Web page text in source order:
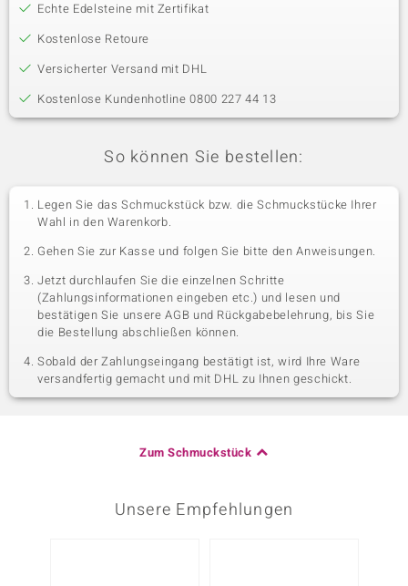
Echte Edelsteine mit Zertifikat
Kostenlose Retoure
Versicherter Versand mit DHL
Kostenlose Kundenhotline 0800 227 44 13
So können Sie bestellen:
Legen Sie das Schmuckstück bzw. die Schmuckstücke Ihrer
Wahl in den Warenkorb.
Gehen Sie zur Kasse und folgen Sie bitte den Anweisungen.
Jetzt durchlaufen Sie die einzelnen Schritte
(Zahlungsinformationen eingeben etc.) und lesen und
bestätigen Sie unsere AGB und Rückgabebelehrung, bis Sie
die Bestellung abschließen können.
Sobald der Zahlungseingang bestätigt ist, wird Ihre Ware
versandfertig gemacht und mit DHL zu Ihnen geschickt.
Zum Schmuckstück
Unsere Empfehlungen